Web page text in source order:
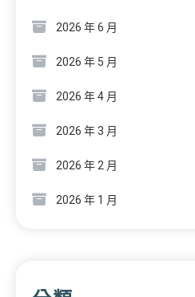
2026 年 6 月
2026 年 5 月
2026 年 4 月
2026 年 3 月
2026 年 2 月
2026 年 1 月